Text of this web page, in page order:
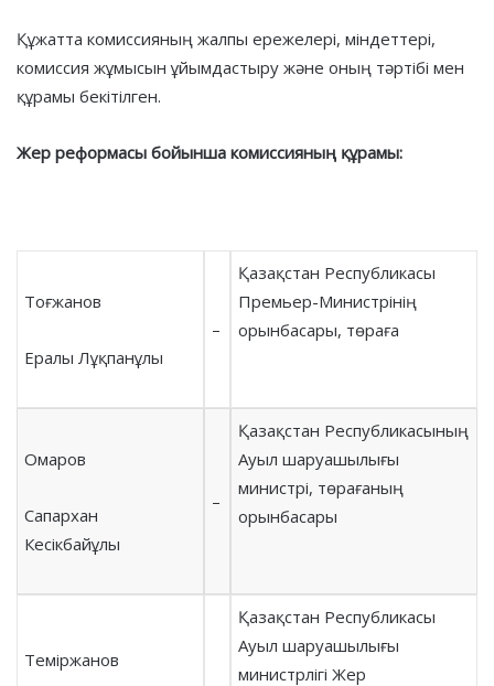
Құжатта комиссияның жалпы ережелері, міндеттері,
комиссия жұмысын ұйымдастыру және оның тәртібі мен
құрамы бекітілген.
Жер реформасы бойынша комиссияның құрамы:
Тоғжанов
Ералы Лұқпанұлы
–
Қазақстан Республикасы
Премьер-Министрінің
орынбасары, төраға
Омаров
Сапархан
Кесікбайұлы
–
Қазақстан Республикасының
Ауыл шаруашылығы
министрі, төрағаның
орынбасары
Теміржанов
Қазақстан Республикасы
Ауыл шаруашылығы
министрлігі Жер